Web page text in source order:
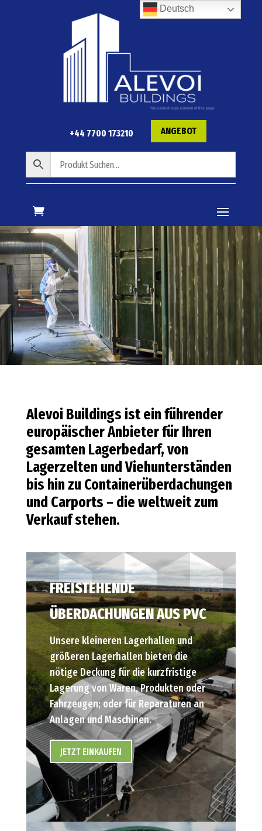
+44 7700 173210 ANGEBOT
Alevoi Buildings ist ein führender
europäischer Anbieter für Ihren
gesamten Lagerbedarf, von
Lagerzelten und Viehunterständen
bis hin zu Containerüberdachungen
und Carports – die weltweit zum
Verkauf stehen.
FREISTEHENDE
ÜBERDACHUNGEN AUS PVC
Unsere kleineren Lagerhallen und
größeren Lagerhallen bieten die
nötige Deckung für die kurzfristige
Lagerung von Waren, Produkten oder
Fahrzeugen; oder für Reparaturen an
Anlagen und Maschinen.
JETZT EINKAUFEN
Deutsch